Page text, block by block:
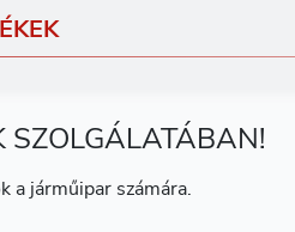
SZOLGÁLATÁBAN!
a járműipar számára.